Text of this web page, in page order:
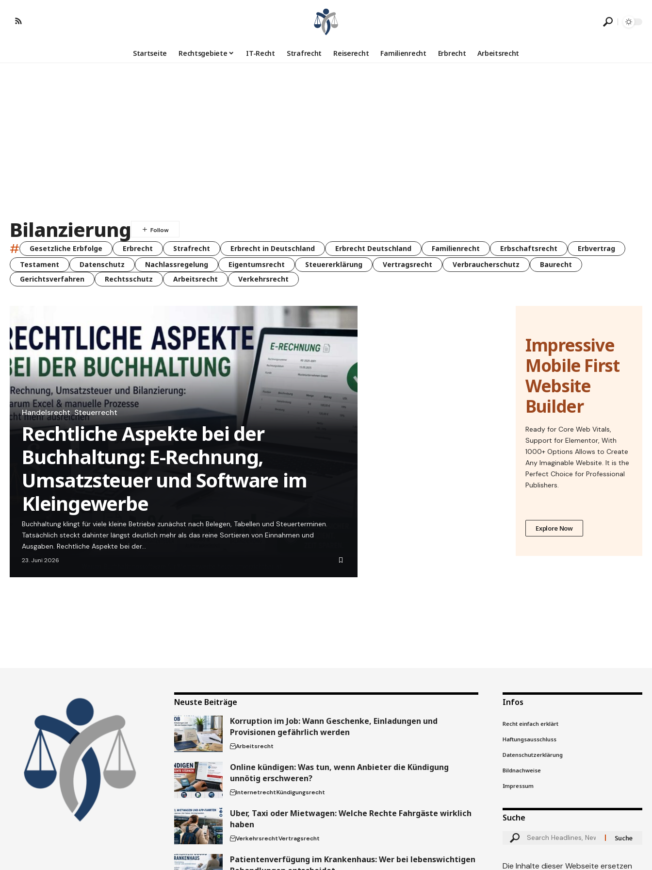
Startseite Rechtsgebiete IT-Recht Strafrecht Reiserecht Familienrecht Erbrecht Arbeitsrecht
Bilanzierung
# Gesetzliche Erbfolge Erbrecht Strafrecht Erbrecht in Deutschland Erbrecht Deutschland Familienrecht Erbschaftsrecht
Erbvertrag
Testament
Datenschutz Nachlassregelung Eigentumsrecht Steuererklärung Vertragsrecht Verbraucherschutz
Baurecht
Gerichtsverfahren
Rechtsschutz Arbeitsrecht Verkehrsrecht
Handelsrecht Steuerrecht
Rechtliche Aspekte bei der
Buchhaltung: E-Rechnung,
Umsatzsteuer und Software im
Kleingewerbe
Buchhaltung klingt für viele kleine Betriebe zunächst nach Belegen, Tabellen und Steuerterminen.
Tatsächlich steckt dahinter längst deutlich mehr als das reine Sortieren von Einnahmen und
Ausgaben. Rechtliche Aspekte bei der…
23. Juni 2026
Impressive
Mobile First
Website
Builder
Ready for Core Web Vitals,
Support for Elementor, With
1000+ Options Allows to Create
Any Imaginable Website. It is the
Perfect Choice for Professional
Publishers.
Explore Now
Neuste Beiträge
Korruption im Job: Wann Geschenke, Einladungen und
Provisionen gefährlich werden
Arbeitsrecht
Online kündigen: Was tun, wenn Anbieter die Kündigung
unnötig erschweren?
InternetrechtKündigungsrecht
Uber, Taxi oder Mietwagen: Welche Rechte Fahrgäste wirklich
haben
VerkehrsrechtVertragsrecht
Patientenverfügung im Krankenhaus: Wer bei lebenswichtigen
Infos
Recht einfach erklärt
Haftungsausschluss
Datenschutzerklärung
Bildnachweise
Impressum
Suche
Die Inhalte dieser Webseite ersetzen